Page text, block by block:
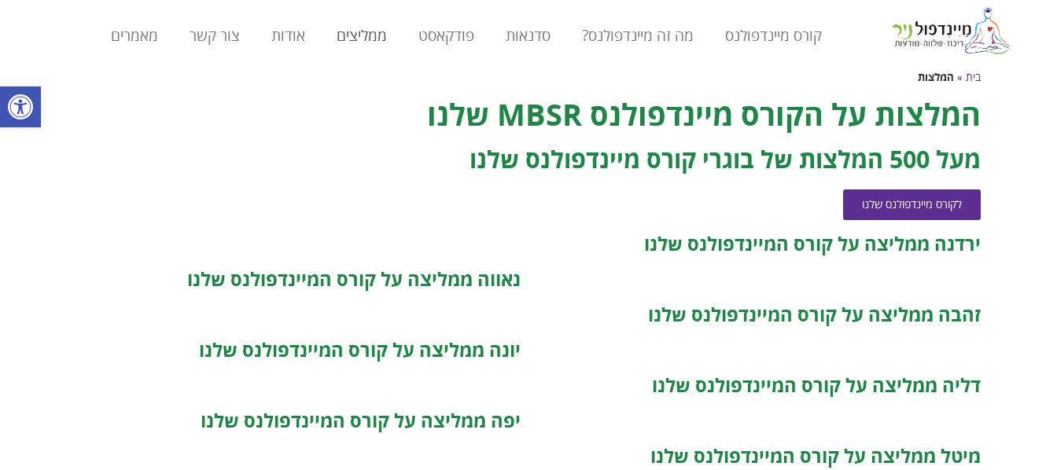
קורס מיינדפולנס מה זה מיינדפולנס? סדנאות פודקאסט ממליצים אודות צור קשר מאמרים
בית » המלצות
המלצות על הקורס מיינדפולנס MBSR שלנו
מעל 500 המלצות של בוגרי קורס מיינדפולנס שלנו
לקורס מיינדפולנס שלנו
ירדנה ממליצה על קורס המיינדפולנס שלנו
נאווה ממליצה על קורס המיינדפולנס שלנו
זהבה ממליצה על קורס המיינדפולנס שלנו
יונה ממליצה על קורס המיינדפולנס שלנו
דליה ממליצה על קורס המיינדפולנס שלנו
יפה ממליצה על קורס המיינדפולנס שלנו
מיטל ממליצה על קורס המיינדפולנס שלנו
פתח